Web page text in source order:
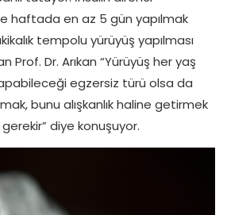
haftada en az 5 gün yapılmak
tempolu yürüyüş yapılması
Prof. Dr. Arıkan “Yürüyüş her yaş
egzersiz türü olsa da
bunu alışkanlık haline getirmek
diye konuşuyor.